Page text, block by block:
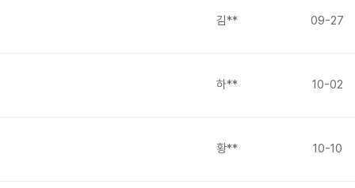
김** 09-27
하** 10-02
황** 10-10